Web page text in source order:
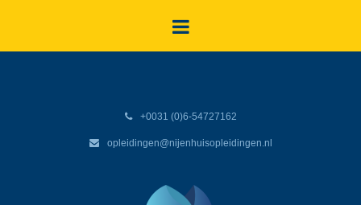
+0031 (0)6-54727162
opleidingen@nijenhuisopleidingen.nl